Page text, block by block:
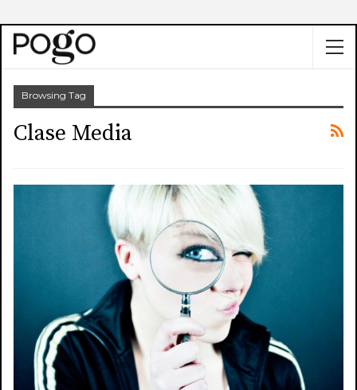
Browsing Tag
Clase Media